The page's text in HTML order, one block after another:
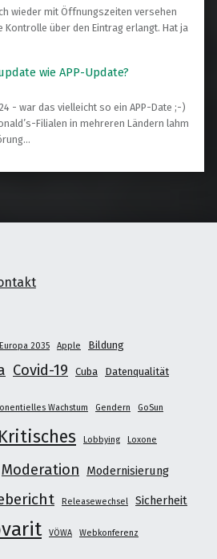
wieder mit Öffnungszeiten versehen
Kontrolle über den Eintrag erlangt. Hat ja
wie APP-Update?
- war das vielleicht so ein APP-Date ;-)
Filialen in mehreren Ländern lahm
2035 Apple Bildung
Covid-19 Cuba Datenqualität
Wachstum Gendern GoSun
Kritisches Lobbying Loxone
Moderation Modernisierung
Releasewechsel Sicherheit
VÖWA Webkonferenz